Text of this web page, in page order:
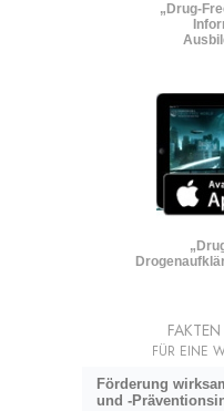
„Drug-
FÜR EINE
Förderung
und -